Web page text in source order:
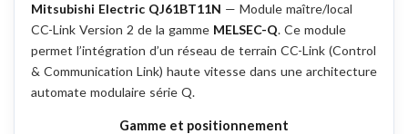
Mitsubishi Electric QJ61BT11N — Module maître/local
CC-Link Version 2 de la gamme MELSEC-Q. Ce module
permet l’intégration d’un réseau de terrain CC-Link (Control
& Communication Link) haute vitesse dans une architecture
automate modulaire série Q.
Gamme et positionnement